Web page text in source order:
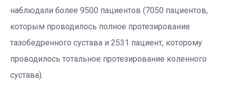
наблюдали более 9500 пациентов (7050 пациентов,
которым проводилось полное протезирование
тазобедренного сустава и 2531 пациент, которому
проводилось тотальное протезирование коленного
сустава).